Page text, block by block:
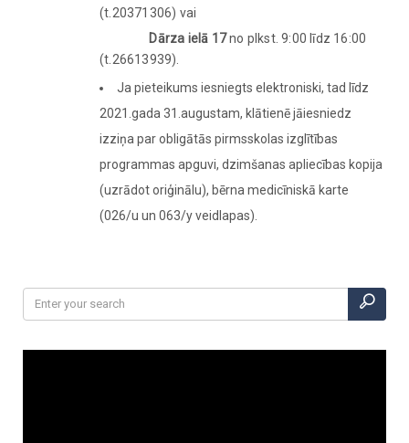
(t.20371306) vai
Dārza ielā 17no plkst. 9:00 līdz 16:00
(t.26613939).
Ja pieteikums iesniegts elektroniski, tad līdz
2021.gada 31.augustam, klātienē jāiesniedz
izziņa par obligātās pirmsskolas izglītības
programmas apguvi, dzimšanas apliecības kopija
(uzrādot oriģinālu), bērna medicīniskā karte
(026/u un 063/y veidlapas).